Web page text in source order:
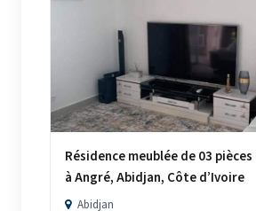
Résidence meublée de 03
à Angré, Abidjan, Côte d’Ivoire
Abidjan